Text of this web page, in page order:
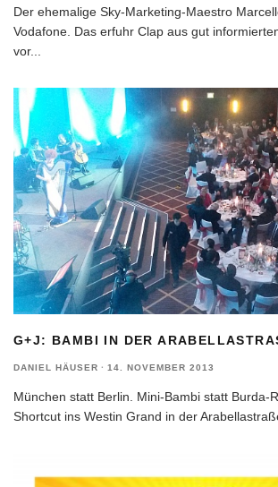
Der ehemalige Sky-Marketing-Maestro
Vodafone. Das erfuhr Clap aus gut
vor...
G+J: BAMBI IN DER
DANIEL HÄUSER · 14. NOVEMBER 2013
München statt Berlin. Mini-Bambi statt Burda-
Shortcut ins Westin Grand in der